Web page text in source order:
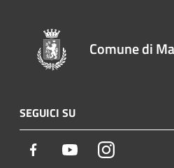
Comune di
SEGUICI SU
Facebook YoutubeInstagram